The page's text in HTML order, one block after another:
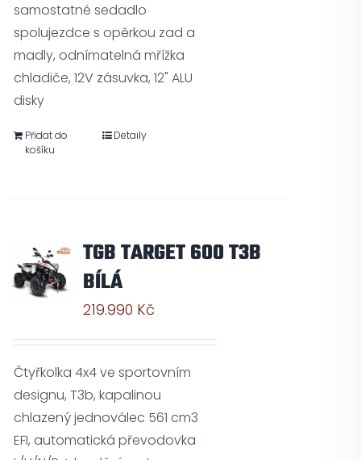
samostatné sedadlo
spolujezdce s opěrkou zad a
madly, odnímatelná mřížka
chladiče, 12V zásuvka, 12" ALU
disky
Přidat do
košíku
Detaily
TGB TARGET 600 T3B
BÍLÁ
219.990 Kč
Čtyřkolka 4x4 ve sportovním
designu, T3b, kapalinou
chlazený jednoválec 561 cm3
EFI, automatická převodovka